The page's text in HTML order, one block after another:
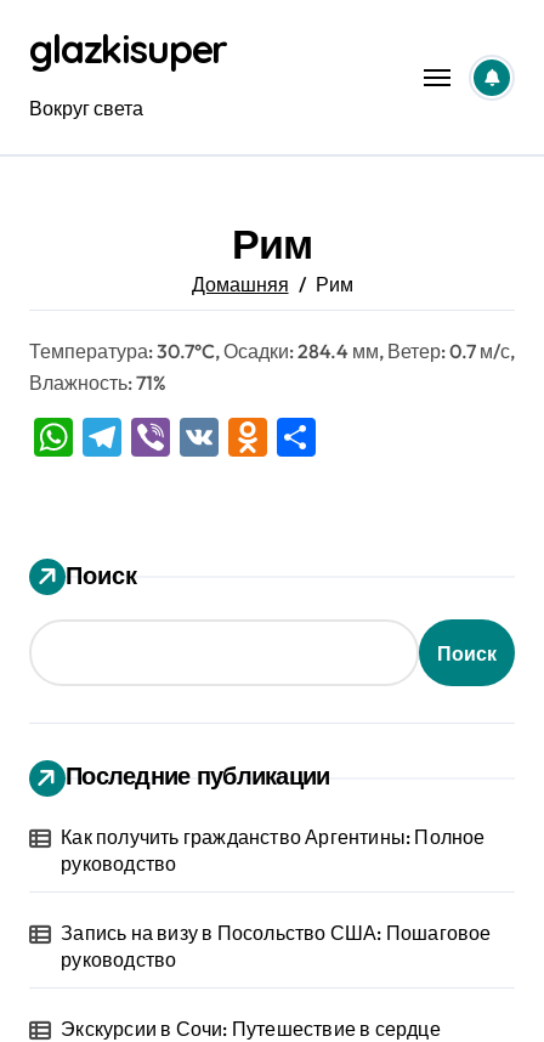
содержанию
glazkisuper
Вокруг света
Рим
Домашняя Рим
Температура: 30.7°C, Осадки: 284.4 мм, Ветер: 0.7 м/с,
Влажность: 71%
WhatsApp
Telegram
Viber
VK Odnoklassniki
Поиск
Поиск
Последние публикации
Как получить гражданство Аргентины: Полное
руководство
Запись на визу в Посольство США: Пошаговое
руководство
Экскурсии в Сочи: Путешествие в сердце